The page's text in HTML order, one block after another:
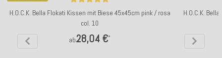
H.O.C.K. Bella Flokati Kissen mit Biese 45x45cm pink / rosa
col. 10
ab28,04 €*
H.O.C.K.